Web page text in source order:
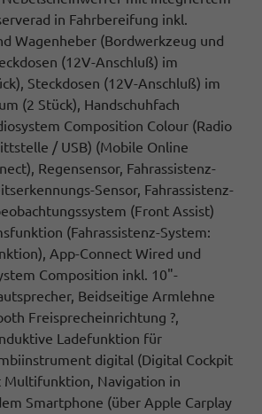
in Fahrbereifung inkl.
Wagenheber (Bordwerkzeug und
(12V-Anschluß) im
Steckdosen (12V-Anschluß) im
(2 Stück), Handschuhfach
Composition Colour (Radio
/ USB) (Mobile Online
Regensensor, Fahrassistenz-
Sensor, Fahrassistenz-
(Front Assist)
(Fahrassistenz-System:
App-Connect Wired und
Composition inkl. 10"-
Beidseitige Armlehne
Freisprecheinrichtung ?,
Ladefunktion für
digital (Digital Cockpit
Multifunktion, Navigation in
Smartphone (über Apple Carplay